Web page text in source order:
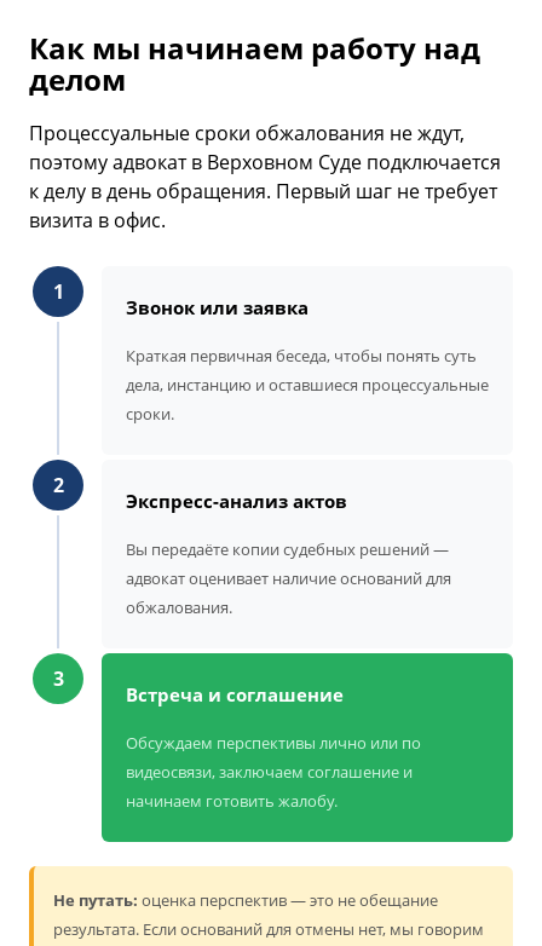
Как мы начинаем работу над
делом
Процессуальные сроки обжалования не ждут,
поэтому адвокат в Верховном Суде подключается
к делу в день обращения. Первый шаг не требует
визита в офис.
1
Звонок или заявка
Краткая первичная беседа, чтобы понять суть
дела, инстанцию и оставшиеся процессуальные
сроки.
2
Экспресс-анализ актов
Вы передаёте копии судебных решений —
адвокат оценивает наличие оснований для
обжалования.
3
Встреча и соглашение
Обсуждаем перспективы лично или по
видеосвязи, заключаем соглашение и
начинаем готовить жалобу.
Не путать: оценка перспектив — это не обещание
результата. Если оснований для отмены нет, мы говорим